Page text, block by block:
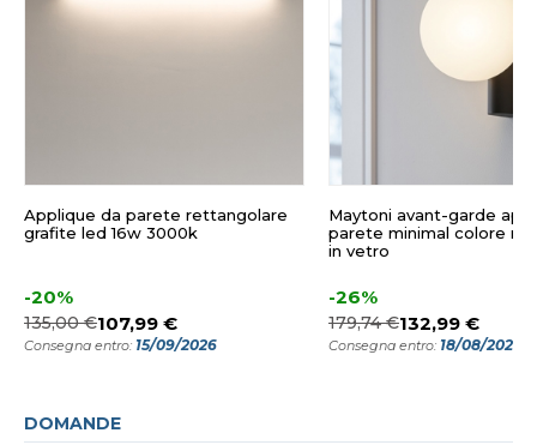
Applique da parete rettangolare
grafite led 16w 3000k
-20%
135,00 €107,99 €
Consegna entro: 15/09/2026
Maytoni avant-garde
parete minimal colore
in vetro
-26%
179,74 €132,99 €
Consegna entro: 18/08/2026
DOMANDE